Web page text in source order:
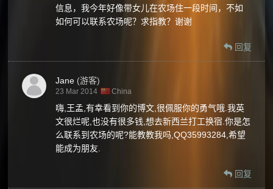
信息，我今年好像带女儿在农场住一段时间，不如
如何可以联系农场呢？求指教？谢谢
回复
Jane (游客)
23 Mar 2014 China
嗨,王孟,有幸看到你的博文,很佩服你的勇气哦.我英
文很烂呢,也没有很多钱,想去新西兰打工换宿.你是怎
么联系到农场的呢?能教教我吗,QQ35993284,希望
能成为朋友.
回复